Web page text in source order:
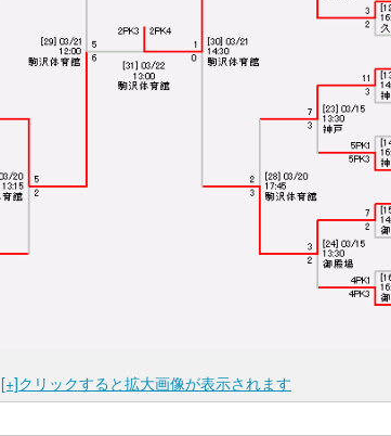
[+]クリックすると拡大画像が表示されます